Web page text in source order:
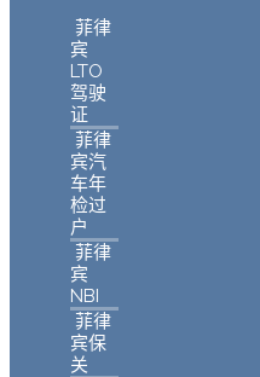
菲律
宾
LTO
驾驶
证
菲律
宾汽
车年
检过
户
菲律
宾
NBI
菲律
宾保
关